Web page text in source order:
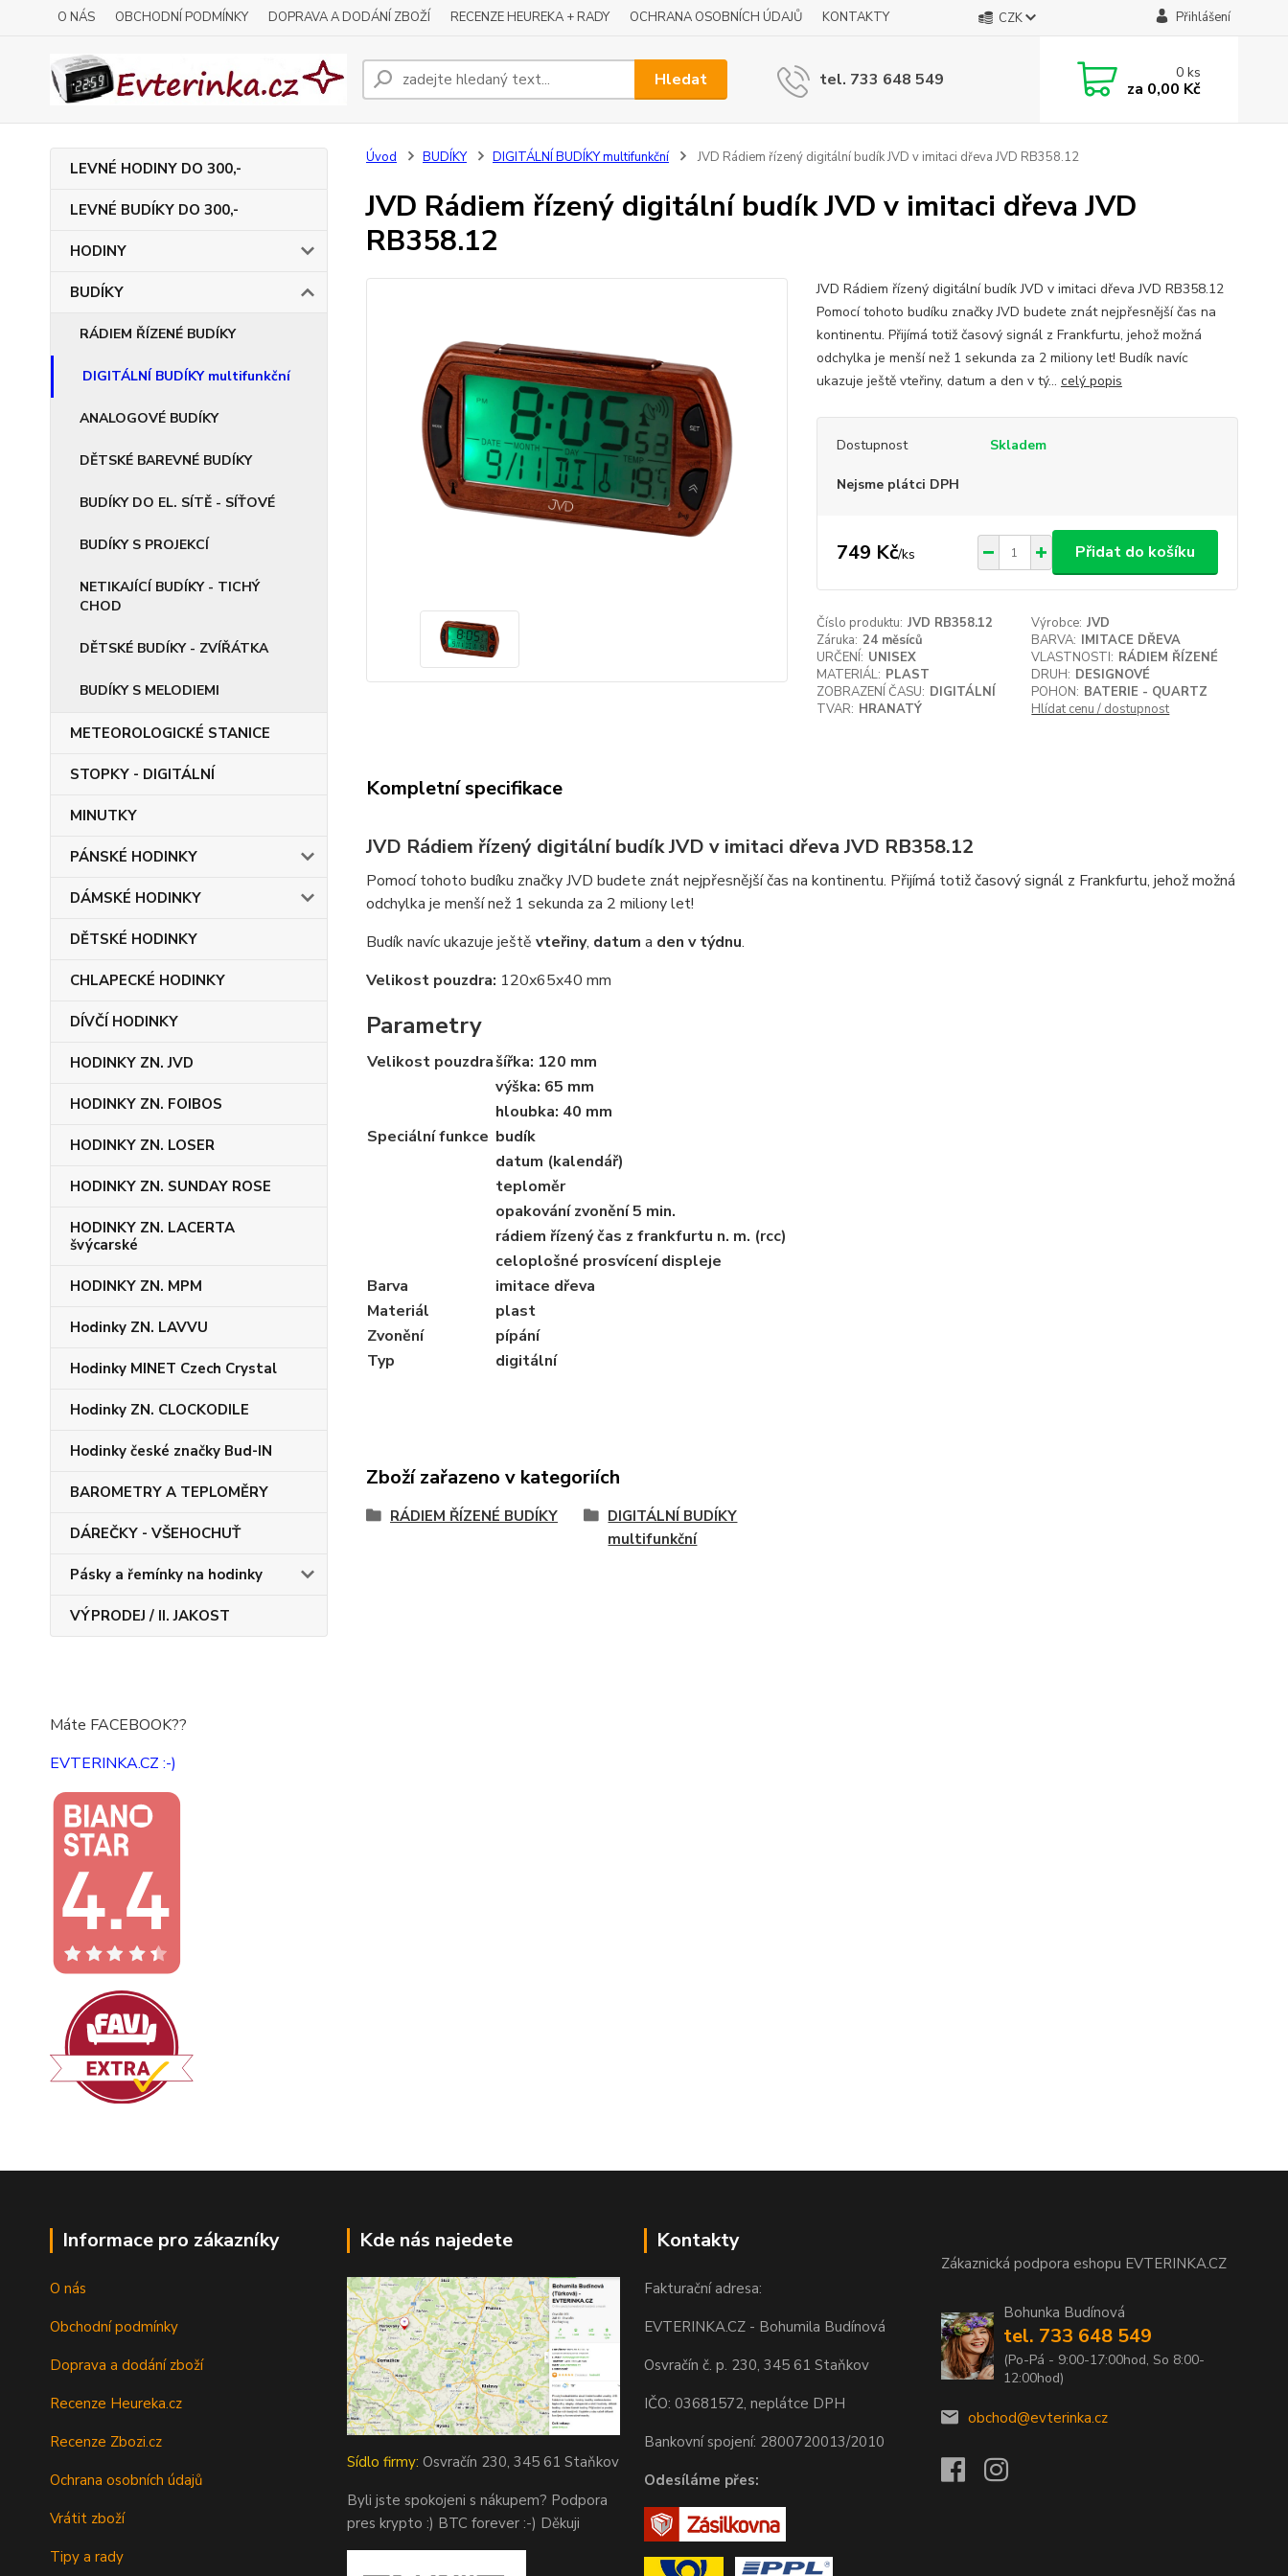
O NÁS OBCHODNÍ PODMÍNKY DOPRAVA A DODÁNÍ ZBOŽÍ RECENZE HEUREKA + RADY OCHRANA OSOBNÍCH ÚDAJŮ KONTAKTY CZK Přihlášení
Hledat tel. 733 648 549 0ks
za 0,00 Kč
LEVNÉ HODINY DO 300,-
LEVNÉ BUDÍKY DO 300,-
HODINY
BUDÍKY
RÁDIEM ŘÍZENÉ BUDÍKY
DIGITÁLNÍ BUDÍKY multifunkční
ANALOGOVÉ BUDÍKY
DĚTSKÉ BAREVNÉ BUDÍKY
BUDÍKY DO EL. SÍTĚ - SÍŤOVÉ
BUDÍKY S PROJEKCÍ
NETIKAJÍCÍ BUDÍKY - TICHÝ
CHOD
DĚTSKÉ BUDÍKY - ZVÍŘÁTKA
BUDÍKY S MELODIEMI
METEOROLOGICKÉ STANICE
STOPKY - DIGITÁLNÍ
MINUTKY
PÁNSKÉ HODINKY
DÁMSKÉ HODINKY
DĚTSKÉ HODINKY
CHLAPECKÉ HODINKY
DÍVČÍ HODINKY
HODINKY ZN. JVD
HODINKY ZN. FOIBOS
HODINKY ZN. LOSER
HODINKY ZN. SUNDAY ROSE
HODINKY ZN. LACERTA
švýcarské
HODINKY ZN. MPM
Hodinky ZN. LAVVU
Hodinky MINET Czech Crystal
Hodinky ZN. CLOCKODILE
Hodinky české značky Bud-IN
BAROMETRY A TEPLOMĚRY
DÁREČKY - VŠEHOCHUŤ
Pásky a řemínky na hodinky
VÝPRODEJ / II. JAKOST
Máte FACEBOOK??
EVTERINKA.CZ :-)
Úvod BUDÍKY DIGITÁLNÍ BUDÍKY multifunkční JVD Rádiem řízený digitální budík JVD v imitaci dřeva JVD RB358.12
JVD Rádiem řízený digitální budík JVD v imitaci dřeva JVD
RB358.12
JVD Rádiem řízený digitální budík JVD v imitaci dřeva JVD RB358.12
Pomocí tohoto budíku značky JVD budete znát nejpřesnější čas na
kontinentu. Přijímá totiž časový signál z Frankfurtu, jehož možná
odchylka je menší než 1 sekunda za 2 miliony let! Budík navíc
ukazuje ještě vteřiny, datum a den v tý... celý popis
Dostupnost Skladem
Nejsme plátci DPH
749 Kč/ks Přidat do košíku
Číslo produktu: JVD RB358.12 Výrobce: JVD
Záruka: 24 měsíců BARVA: IMITACE DŘEVA
URČENÍ: UNISEX VLASTNOSTI: RÁDIEM ŘÍZENÉ
MATERIÁL: PLAST DRUH: DESIGNOVÉ
ZOBRAZENÍ ČASU: DIGITÁLNÍ POHON: BATERIE - QUARTZ
TVAR: HRANATÝ Hlídat cenu / dostupnost
Kompletní specifikace
JVD Rádiem řízený digitální budík JVD v imitaci dřeva JVD RB358.12
Pomocí tohoto budíku značky JVD budete znát nejpřesnější čas na kontinentu. Přijímá totiž časový signál z Frankfurtu, jehož možná
odchylka je menší než 1 sekunda za 2 miliony let!
Budík navíc ukazuje ještě vteřiny, datum a den v týdnu.
Velikost pouzdra: 120x65x40 mm
Parametry
Velikost pouzdrašířka: 120 mm
výška: 65 mm
hloubka: 40 mm
Speciální funkce budík
datum (kalendář)
teploměr
opakování zvonění 5 min.
rádiem řízený čas z frankfurtu n. m. (rcc)
celoplošné prosvícení displeje
Barva
imitace dřeva
Materiál
plast
Zvonění
pípání
Typ
digitální
Zboží zařazeno v kategoriích
RÁDIEM ŘÍZENÉ BUDÍKY
DIGITÁLNÍ BUDÍKY
multifunkční
Informace pro zákazníky
O nás
Obchodní podmínky
Doprava a dodání zboží
Recenze Heureka.cz
Recenze Zbozi.cz
Ochrana osobních údajů
Vrátit zboží
Tipy a rady
Kde nás najedete
Sídlo firmy: Osvračín 230, 345 61 Staňkov
Byli jste spokojeni s nákupem? Podpora
pres krypto :) BTC forever :-) Děkuji
Kontakty
Fakturační adresa:
EVTERINKA.CZ - Bohumila Budínová
Osvračín č. p. 230, 345 61 Staňkov
IČO: 03681572, neplátce DPH
Bankovní spojení: 2800720013/2010
Odesíláme přes:
Zákaznická podpora eshopu EVTERINKA.CZ
Bohunka Budínová
tel. 733 648 549
(Po-Pá - 9:00-17:00hod, So 8:00-
12:00hod)
obchod@evterinka.cz